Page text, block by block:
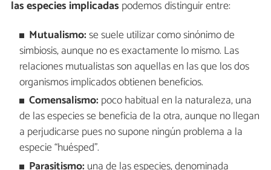
las especies implicadas podemos distinguir entre:
Mutualismo:se suele utilizar como sinónimo de
simbiosis, aunque no es exactamente lo mismo. Las
relaciones mutualistas son aquellas en las que los dos
organismos implicados obtienen beneficios.
Comensalismo: poco habitual en la naturaleza, una
de las especies se beneficia de la otra, aunque no llegan
a perjudicarse pues no supone ningún problema a la
especie “huésped”.
Parasitismo: una de las especies, denominada